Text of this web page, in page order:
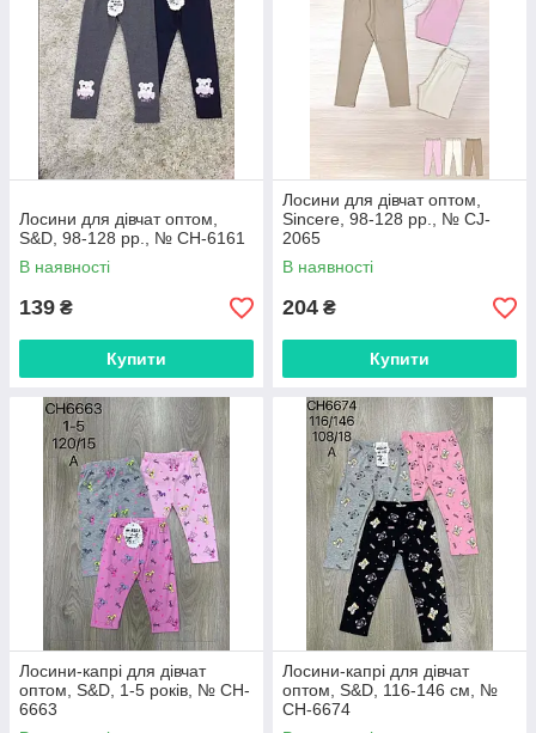
Лосини для дівчат оптом,
S&D, 98-128 рр., № CH-6161
В наявності
139 ₴
Купити
Лосини для дівчат оптом,
Sincere, 98-128 рр., № CJ-
2065
В наявності
204 ₴
Купити
Лосини-капрі для дівчат
оптом, S&D, 1-5 років, № CH-
6663
Лосини-капрі для дівчат
оптом, S&D, 116-146 см, №
CH-6674